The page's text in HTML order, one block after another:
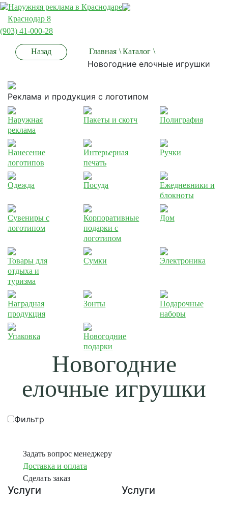
Краснодар 8
(903) 41-000-28
Назад Главная \Каталог \
Новогодние елочные игрушки
Реклама и продукция с логотипом
Наружная
реклама
Пакеты и скотч Полиграфия
Нанесение
логотипов
Интерьерная
печать
Ручки
Одежда Посуда
Ежедневники и
блокноты
Сувениры с
логотипом
Корпоративные
подарки с
логотипом
Дом
Товары для
отдыха и
туризма
Сумки Электроника
Наградная
продукция
Зонты
Подарочные
наборы
Упаковка
Новогодние
подарки
Новогодние
елочные игрушки
Фильтр
Задать вопрос менеджеру
Доставка и оплата
Сделать заказ
Услуги Услуги